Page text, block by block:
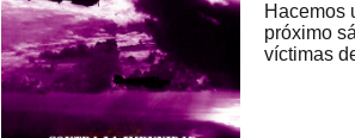
Hacemos
próximo
víctimas